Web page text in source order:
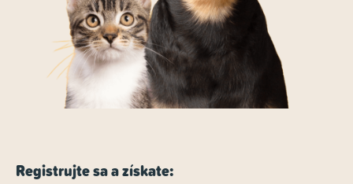
Registrujte sa a získate: